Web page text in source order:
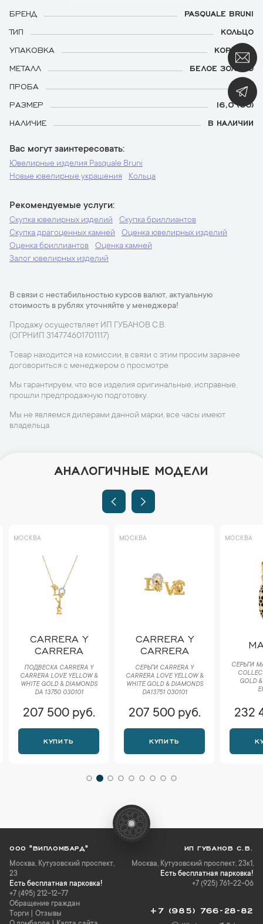
БРЕНД
PASQUALE BRUNI
ТИП
КОЛЬЦО
УПАКОВКА
КОРОБКА
МЕТАЛЛ
БЕЛОЕ ЗОЛОТО
ПРОБА
750
РАЗМЕР
16,0 (50)
НАЛИЧИЕ
В НАЛИЧИИ
Вас могут заинтересовать
Ювелирные изделия Pasquale Bruni
Новые ювелирные украшения
Кольца
Рекомендуемые услуги
Скупка ювелирных изделий
Скупка бриллиантов
Скупка драгоценных камней
Оценка ювелирных изделий
Оценка бриллиантов
Оценка камней
Залог ювелирных изделий
В связи с нестабильностью курсов валют, актуальную
стоимость в рублях уточняйте у менеджера!
Продажу осуществляет ИП ГУБАНОВ С.В.
(ОГРНИП 314774601701117)
Товар находится на комиссии, в связи с этим просим заранее
договориться с менеджером о просмотре.
Мы гарантируем, что все изделия оригинальные, исправные,
прошли предпродажную подготовку.
Мы не являемся дилерами данной марки, все часы имеют
владельца.
АНАЛОГИЧНЫЕ МОДЕЛИ
МОСКВА
CARRERA Y
CARRERA
ПОДВЕСКА CARRERA Y
CARRERA LOVE YELLOW &
WHITE GOLD & DIAMONDS
DA 13750 030101
207 500 руб.
КУПИТЬ
МОСКВА
CARRERA Y
CARRERA
СЕРЬГИ CARRERA Y
CARRERA LOVE YELLOW &
WHITE GOLD & DIAMONDS
DA13751 030101
207 500 руб.
КУПИТЬ
МОСКВА
СЕРЬГИ
GOLD
232
ООО "ВИПЛОМБАРД"
Москва, Кутузовский проспект,
23
Есть бесплатная парковка!
+7 (495) 212-12-77
Обращение граждан
Торги
Отзывы
ИП ГУБАНОВ С.В.
Москва, Кутузовский проспект, 23к1,
Есть бесплатная парковка!
+7 (925) 761-22-06
+7 (985) 766-28-82